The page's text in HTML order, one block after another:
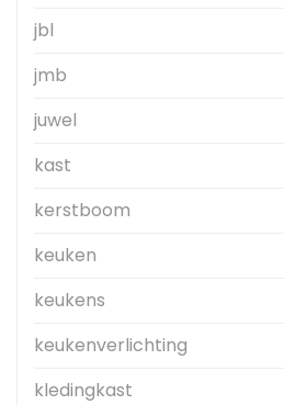
jbl
jmb
juwel
kast
kerstboom
keuken
keukens
keukenverlichting
kledingkast